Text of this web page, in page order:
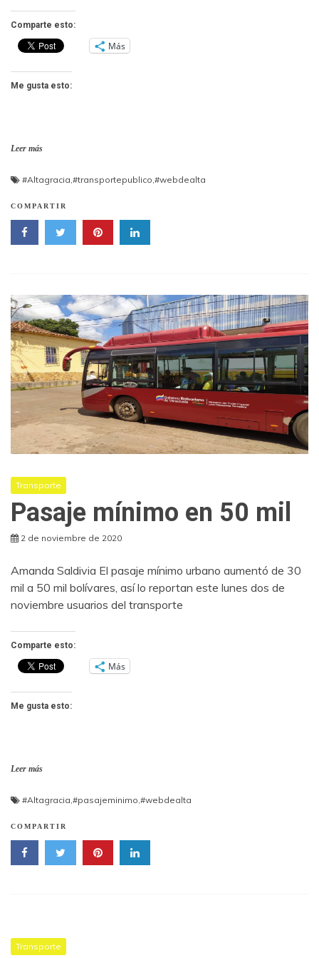
Comparte esto:
Más
Me gusta esto:
Leer más
#Altagracia,#transportepublico,#webdealta
COMPARTIR
Transporte
Pasaje mínimo en 50 mil
2 de noviembre de 2020
Amanda Saldivia El pasaje mínimo urbano aumentó de 30
mil a 50 mil bolívares, así lo reportan este lunes dos de
noviembre usuarios del transporte
Comparte esto:
Más
Me gusta esto:
Leer más
#Altagracia,#pasajeminimo,#webdealta
COMPARTIR
Transporte